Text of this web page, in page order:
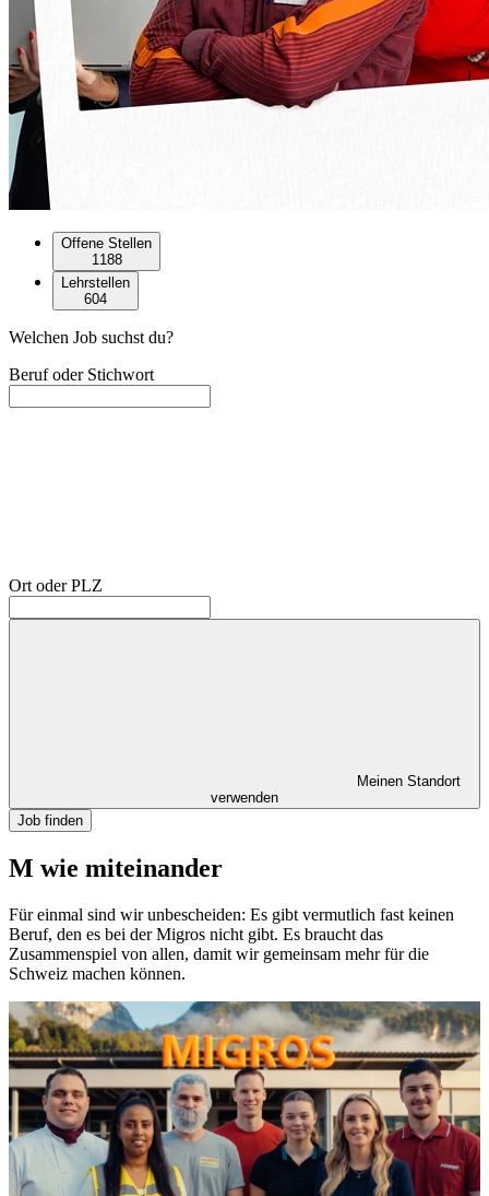
Offene Stellen
1188
Lehrstellen
604
Welchen Job suchst du?
Beruf oder Stichwort
Ort oder PLZ
Meinen Standort
verwenden
Job finden
M wie miteinander
Für einmal sind wir unbescheiden: Es gibt vermutlich fast keinen
Beruf, den es bei der Migros nicht gibt. Es braucht das
Zusammenspiel von allen, damit wir gemeinsam mehr für die
Schweiz machen können.